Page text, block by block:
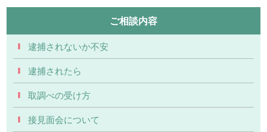
ご相談内容
逮捕されないか不安
逮捕されたら
取調べの受け方
接見面会について